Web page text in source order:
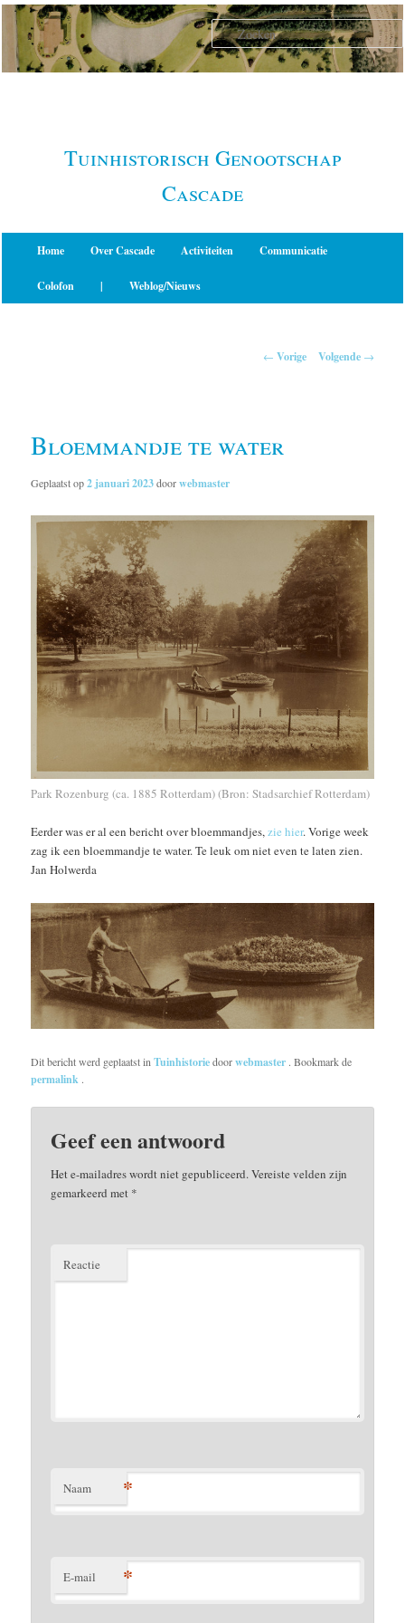
Spring
naar
primaire
Tuinhistorisch Genootschap
Cascade
Home Over Cascade Activiteiten Communicatie
Colofon | Weblog/Nieuws
← Vorige Volgende →
Bloemmandje te water
Geplaatst op2 januari 2023doorwebmaster
Park Rozenburg (ca. 1885 Rotterdam) (Bron: Stadsarchief Rotterdam)
Eerder was er al een bericht over bloemmandjes,zie hier. Vorige week
zag ik een bloemmandje te water. Te leuk om niet even te laten zien.
Jan Holwerda
Dit bericht werd geplaatst inTuinhistoriedoorwebmaster . Bookmark de
permalink .
Geef een antwoord
Het e-mailadres wordt niet gepubliceerd.Vereiste velden zijn
gemarkeerd met *
Reactie
Naam *
E-mail *